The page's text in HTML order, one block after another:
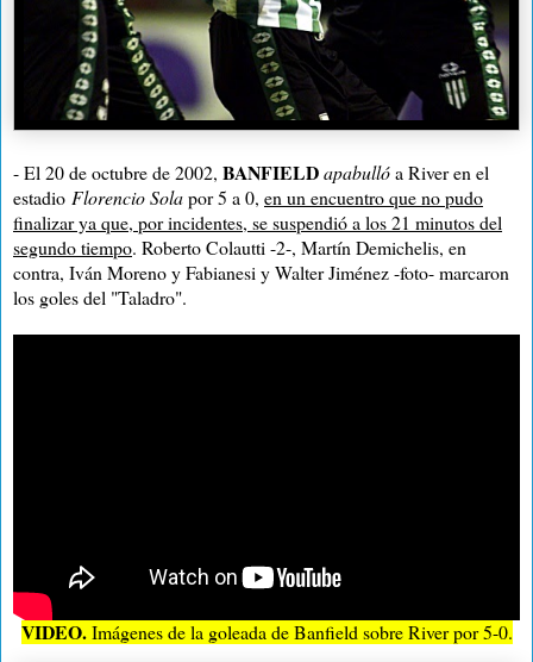
- El 20 de octubre de 2002, BANFIELDapabullóa River en el
estadio Florencio Solapor 5 a 0, en un encuentro que no pudo
finalizar ya que, por incidentes, se suspendió a los 21 minutos del
segundo tiempo. Roberto Colautti -2-, Martín Demichelis, en
contra, Iván Moreno y Fabianesi y Walter Jiménez -foto- marcaron
los goles del "Taladro".
VIDEO.Imágenes de la goleada de Banfield sobre River por 5-0.